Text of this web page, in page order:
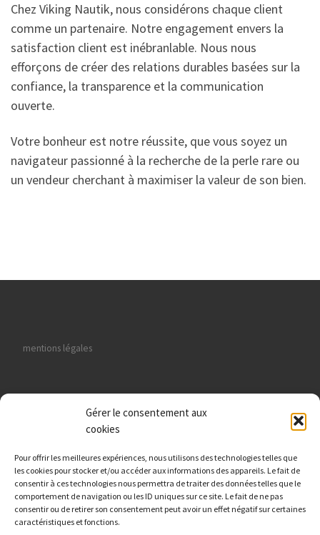
Gérer le consentement aux
cookies
Pour offrir les meilleures expériences, nous utilisons des technologies telles que
les cookies pour stocker et/ou accéder aux informations des appareils. Le fait de
consentir à ces technologies nous permettra de traiter des données telles que le
comportement de navigation ou les ID uniques sur ce site. Le fait de ne pas
consentir ou de retirer son consentement peut avoir un effet négatif sur certaines
caractéristiques et fonctions.
Chez Viking Nautik, nous considérons chaque client
comme un partenaire. Notre engagement envers la
satisfaction client est inébranlable. Nous nous
efforçons de créer des relations durables basées sur la
confiance, la transparence et la communication
ouverte.
Votre bonheur est notre réussite, que vous soyez un
navigateur passionné à la recherche de la perle rare ou
un vendeur cherchant à maximiser la valeur de son bien.
mentions légales
données personnelles
Viking Nautik : Route de Paris 27000 Evreux
Fabrice Tél./WhatsApp :